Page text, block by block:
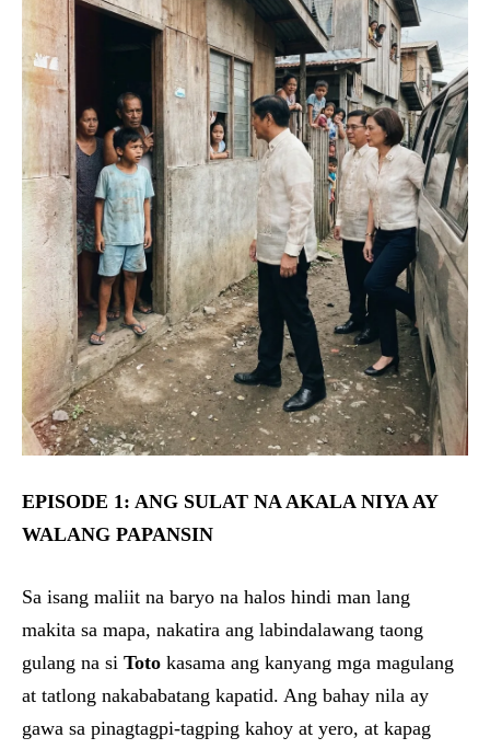
EPISODE 1: ANG SULAT NA AKALA NIYA AY
WALANG PAPANSIN
Sa isang maliit na baryo na halos hindi man lang
makita sa mapa, nakatira ang labindalawang taong
gulang na si Toto kasama ang kanyang mga magulang
at tatlong nakababatang kapatid. Ang bahay nila ay
gawa sa pinagtagpi-tagping kahoy at yero, at kapag